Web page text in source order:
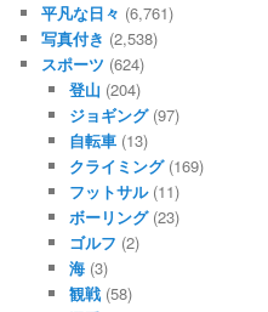
平凡な日々 (6,761)
写真付き (2,538)
スポーツ (624)
登山 (204)
ジョギング(97)
自転車(13)
クライミング(169)
フットサル(11)
ボーリング(23)
ゴルフ (2)
海(3)
観戦(58)